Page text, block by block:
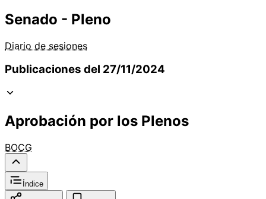
Senado - Pleno
Diario de sesiones
Publicaciones del 27/11/2024
Aprobación por los Plenos
BOCG
Índice